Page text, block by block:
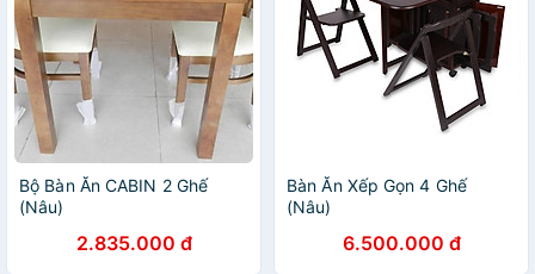
Bộ Bàn Ăn CABIN 2 Ghế
(Nâu)
2.835.000 đ
Bàn Ăn Xếp Gọn 4 Ghế
(Nâu)
6.500.000 đ